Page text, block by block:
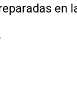
en